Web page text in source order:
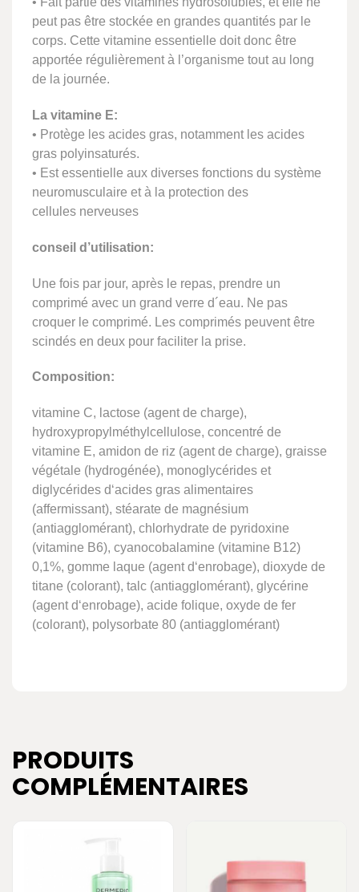
peut pas être stockée en grandes quantités par le
corps. Cette vitamine essentielle doit donc être
apportée régulièrement à l’organisme tout au long
de la journée.
La vitamine E:
• Protège les acides gras, notamment les acides
gras polyinsaturés.
• Est essentielle aux diverses fonctions du système
neuromusculaire et à la protection des
cellules nerveuses
conseil d’utilisation:
Une fois par jour, après le repas, prendre un
comprimé avec un grand verre d´eau. Ne pas
croquer le comprimé. Les comprimés peuvent être
scindés en deux pour faciliter la prise.
Composition:
vitamine C, lactose (agent de charge),
hydroxypropylméthylcellulose, concentré de
vitamine E, amidon de riz (agent de charge), graisse
végétale (hydrogénée), monoglycérides et
diglycérides d‘acides gras alimentaires
(affermissant), stéarate de magnésium
(antiagglomérant), chlorhydrate de pyridoxine
(vitamine B6), cyanocobalamine (vitamine B12)
0,1%, gomme laque (agent d‘enrobage), dioxyde de
titane (colorant), talc (antiagglomérant), glycérine
(agent d‘enrobage), acide folique, oxyde de fer
(colorant), polysorbate 80 (antiagglomérant)
PRODUITS
COMPLÉMENTAIRES